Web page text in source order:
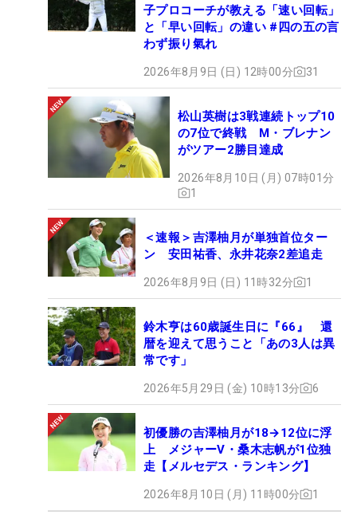
子プロコーチが教える「速い回転」
と「早い回転」の違い #四の五の言
わず振り氣れ
2026年8月9日 (日) 12時00分 31
松山英樹は3戦連続トップ10
の7位で終戦 M・ブレナン
がツアー2勝目達成
2026年8月10日 (月) 07時01分
1
＜速報＞吉澤柚月が単独首位ター
ン 安田祐香、永井花奈2差追走
2026年8月9日 (日) 11時32分 1
鈴木亨は60歳誕生日に『66』 還
暦を迎えて思うこと「あの3人は異
常です」
2026年5月29日 (金) 10時13分 6
初優勝の吉澤柚月が18→12位に浮
上 メジャーV・桑木志帆が1位独
走【メルセデス・ランキング】
2026年8月10日 (月) 11時00分 1